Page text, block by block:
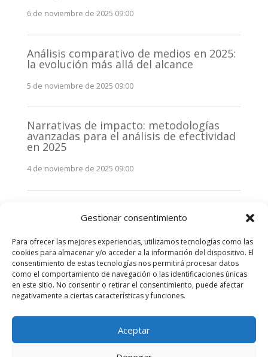
Gestionar consentimiento
Para ofrecer las mejores experiencias, utilizamos tecnologías como las
cookies para almacenar y/o acceder a la información del dispositivo. El
consentimiento de estas tecnologías nos permitirá procesar datos
como el comportamiento de navegación o las identificaciones únicas
en este sitio. No consentir o retirar el consentimiento, puede afectar
negativamente a ciertas características y funciones.
Aceptar
6 de noviembre de 2025 09:00
Análisis comparativo de medios en 2025:
la evolución más allá del alcance
5 de noviembre de 2025 09:00
Narrativas de impacto: metodologías
avanzadas para el análisis de efectividad
en 2025
4 de noviembre de 2025 09:00
stakeholders en 2025: La clave de la
3 de noviembre de 2025 09:00
Comentarios recientes